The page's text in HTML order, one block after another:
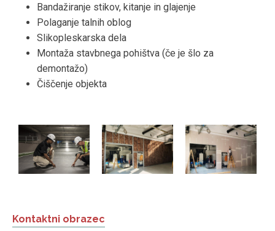
Bandažiranje stikov, kitanje in glajenje
Polaganje talnih oblog
Slikopleskarska dela
Montaža stavbnega pohištva (če je šlo za
demontažo)
Čiščenje objekta
Kontaktni obrazec